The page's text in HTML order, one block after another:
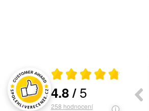
Hodnocení a recenze zákazníků
Průměrné hodnocení 4.8 z 5
4.8/5
258 hodnocení